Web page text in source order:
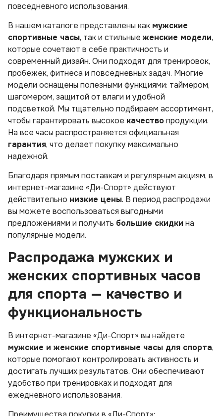
повседневного использования.
В нашем каталоге представлены как мужские
спортивные часы, так и стильные женские модели,
которые сочетают в себе практичность и
современный дизайн. Они подходят для тренировок,
пробежек, фитнеса и повседневных задач. Многие
модели оснащены полезными функциями: таймером,
шагомером, защитой от влаги и удобной
подсветкой. Мы тщательно подбираем ассортимент,
чтобы гарантировать высокое качествопродукции.
На все часы распространяется официальная
гарантия, что делает покупку максимально
надежной.
Благодаря прямым поставкам и регулярным акциям, в
интернет-магазине «Ди-Спорт» действуют
действительно низкие цены. В период распродажи
вы можете воспользоваться выгодными
предложениями и получить большие скидки на
популярные модели.
Распродажа мужских и
женских спортивных часов
для спорта — качество и
функциональность
В интернет-магазине «Ди-Спорт» вы найдете
мужские и женские спортивные часы для спорта,
которые помогают контролировать активность и
достигать лучших результатов. Они обеспечивают
удобство при тренировках и подходят для
ежедневного использования.